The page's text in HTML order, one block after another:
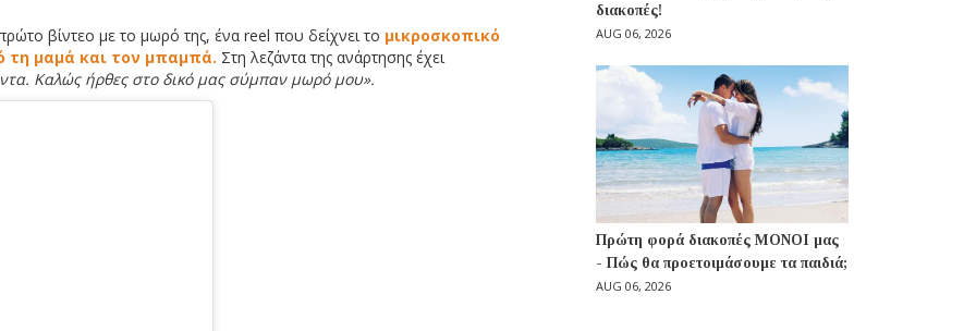
βίντεο με το μωρό της, ένα reel που δείχνει το μικροσκοπικό
τη μαμά και τον μπαμπά. Στη λεζάντα της ανάρτησης έχει
Καλώς ήρθες στο δικό μας σύμπαν μωρό μου».
διακοπές!
AUG 06, 2026
Πρώτη φορά διακοπές ΜΟΝΟΙ μας
- Πώς θα προετοιμάσουμε τα παιδιά;
AUG 06, 2026